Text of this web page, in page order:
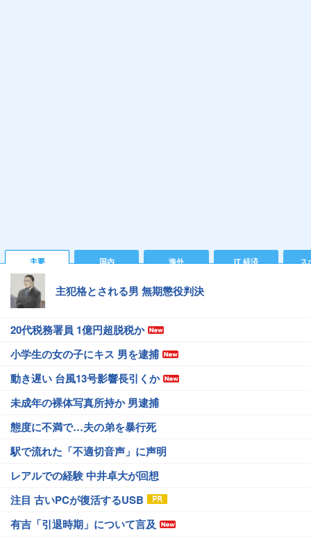
主要 国内 海外 IT 経済 ス
主犯格とされる男 無期懲役判決
20代税務署員 1億円超脱税か
小学生の女の子にキス 男を逮捕
動き遅い 台風13号影響長引くか
未成年の裸体写真所持か 男逮捕
態度に不満で…夫の弟を暴行死
駅で流れた「不適切音声」に声明
レアルでの経験 中井卓大が回想
注目 古いPCが復活するUSB
有吉「引退時期」について言及